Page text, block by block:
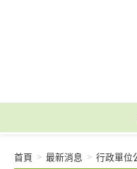
首頁 > 最新消息 > 行政單位